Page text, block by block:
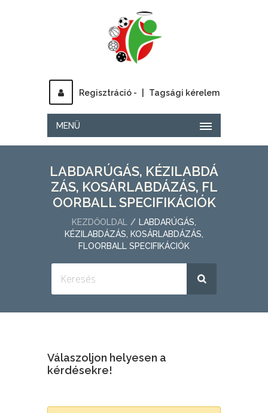
Regisztráció - Tagsági kérelem
MENÜ
LABDARÚGÁS, KÉZILABDÁ
ZÁS, KOSÁRLABDÁZÁS, FL
OORBALL SPECIFIKÁCIÓK
KEZDŐOLDAL
LABDARÚGÁS,
KÉZILABDÁZÁS, KOSÁRLABDÁZÁS,
FLOORBALL SPECIFIKÁCIÓK
Válaszoljon helyesen a
kérdésekre!